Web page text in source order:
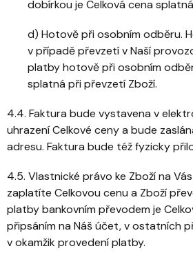
dobírkou je Celková cena
d) Hotově při osobním odběru.
v případě převzetí v Naší
platby hotově při osobním
splatná při převzetí Zboží.
4.4. Faktura bude vystavena v
uhrazení Celkové ceny a bude
adresu. Faktura bude též fyzicky
4.5. Vlastnické právo ke Zboží na
zaplatíte Celkovou cenu a Zboží
platby bankovním převodem je
připsáním na Náš účet, v ostatních
v okamžik provedení platby.